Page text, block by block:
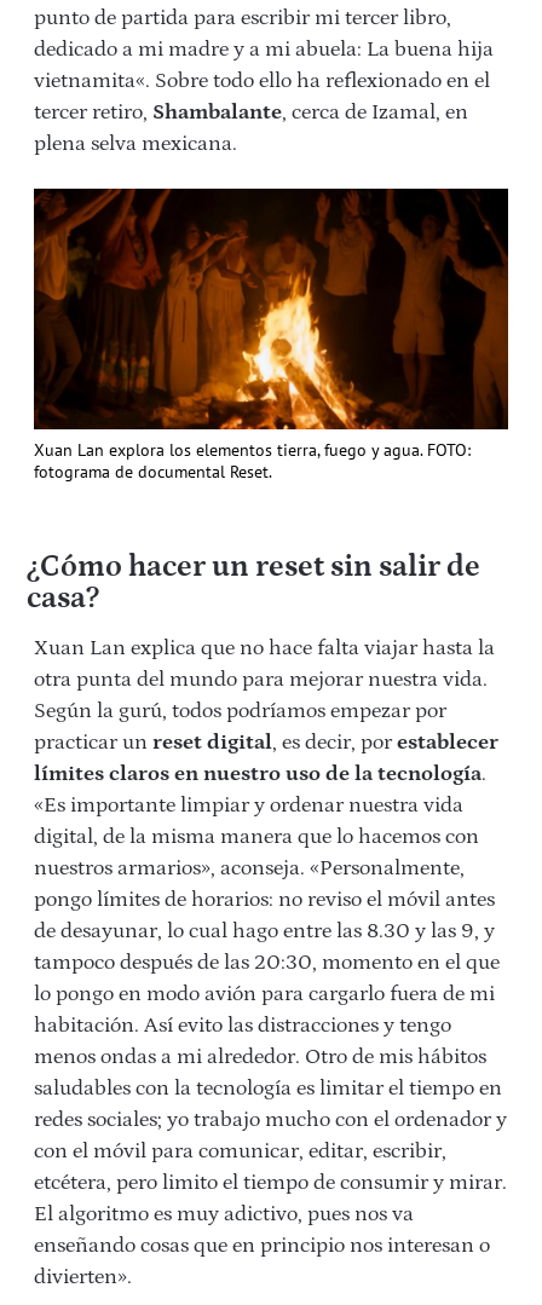
punto de partida para escribir mi tercer libro,
dedicado a mi madre y a mi abuela: La buena hija
vietnamita«. Sobre todo ello ha reflexionado en el
tercer retiro, Shambalante, cerca de Izamal, en
plena selva mexicana.
Xuan Lan explora los elementos tierra, fuego y agua. FOTO:
fotograma de documental Reset.
¿Cómo hacer un reset sin salir de
casa?
Xuan Lan explica que no hace falta viajar hasta la
otra punta del mundo para mejorar nuestra vida.
Según la gurú, todos podríamos empezar por
practicar un reset digital, es decir, porestablecer
límites claros en nuestro uso de la tecnología.
«Es importante limpiar y ordenar nuestra vida
digital, de la misma manera que lo hacemos con
nuestros armarios», aconseja. «Personalmente,
pongo límites de horarios: no reviso el móvil antes
de desayunar, lo cual hago entre las 8.30 y las 9, y
tampoco después de las 20:30, momento en el que
lo pongo en modo avión para cargarlo fuera de mi
habitación. Así evito las distracciones y tengo
menos ondas a mi alrededor. Otro de mis hábitos
saludables con la tecnología es limitar el tiempo en
redes sociales; yo trabajo mucho con el ordenador y
con el móvil para comunicar, editar, escribir,
etcétera, pero limito el tiempo de consumir y mirar.
El algoritmo es muy adictivo, pues nos va
enseñando cosas que en principio nos interesan o
divierten».